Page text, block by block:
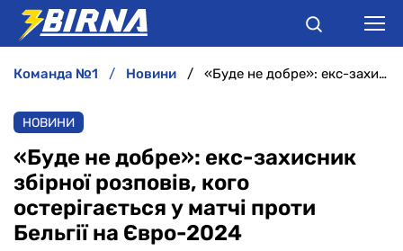
АНАЛІТИКА
ІНТЕРВ'Ю
РІЗНЕ
команда №1 новини «Буде не добре»: екс-захисник збірної розповів, кого остерігається у матчі проти Бельгії на Євро-2024
НОВИНИ
«Буде не добре»: екс-захисник
збірної розповів, кого
остерігається у матчі проти
Бельгії на Євро-2024